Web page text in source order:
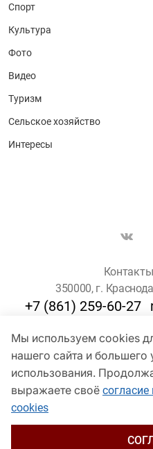
Мы используем cookies
нашего сайта и большего
использования.
выражаете своё
cookies
Спорт
Культура
Фото
Видео
Туризм
Сельское хозяйство
Интересы
350000, г.
+7 (861) 259-60-27
Для
©
Сетевое издание «kubnews»
службой по надзору в сфере
и массовых коммуникаций
Пашковская, 2). Главный